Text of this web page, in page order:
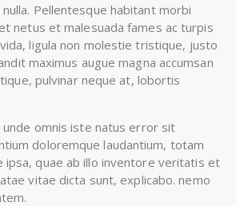
Pellentesque habitant morbi
netus et malesuada fames ac turpis
ligula non molestie tristique, justo
maximus augue magna accumsan
pulvinar neque at, lobortis
unde omnis iste natus error sit
doloremque laudantium, totam
ipsa, quae ab illo inventore veritatis et
vitae dicta sunt, explicabo. nemo